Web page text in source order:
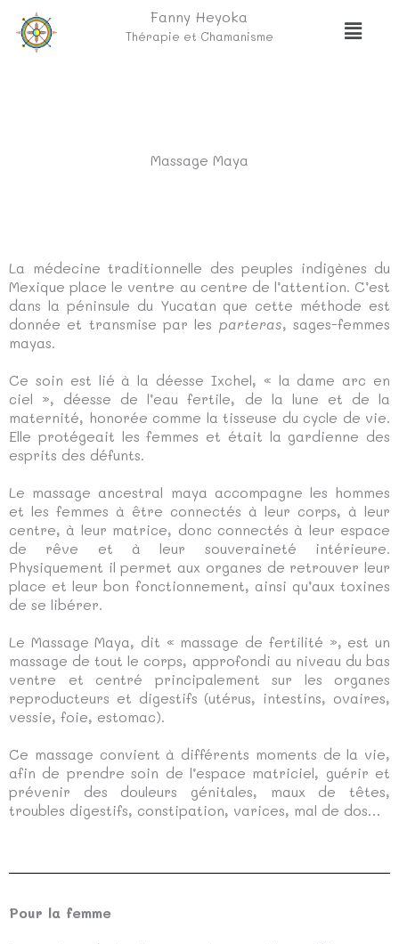
contenu
Fanny Heyoka
Thérapie et Chamanisme
Menu
Massage Maya
La médecine traditionnelle des peuples indigènes du
Mexique place le ventre au centre de l’attention. C’est
dans la péninsule du Yucatan que cette méthode est
donnée et transmise par les parteras, sages-femmes
mayas.
Ce soin est lié à la déesse Ixchel, « la dame arc en
ciel », déesse de l’eau fertile, de la lune et de la
maternité, honorée comme la tisseuse du cycle de vie.
Elle protégeait les femmes et était la gardienne des
esprits des défunts.
Le massage ancestral maya accompagne les hommes
et les femmes à être connectés à leur corps, à leur
centre, à leur matrice, donc connectés à leur espace
de rêve et à leur souveraineté intérieure.
Physiquement il permet aux organes de retrouver leur
place et leur bon fonctionnement, ainsi qu’aux toxines
de se libérer.
Le Massage Maya, dit « massage de fertilité », est un
massage de tout le corps, approfondi au niveau du bas
ventre et centré principalement sur les organes
reproducteurs et digestifs (utérus, intestins, ovaires,
vessie, foie, estomac).
Ce massage convient à différents moments de la vie,
afin de prendre soin de l’espace matriciel, guérir et
prévenir des douleurs génitales, maux de têtes,
troubles digestifs, constipation, varices, mal de dos…
Pour la femme